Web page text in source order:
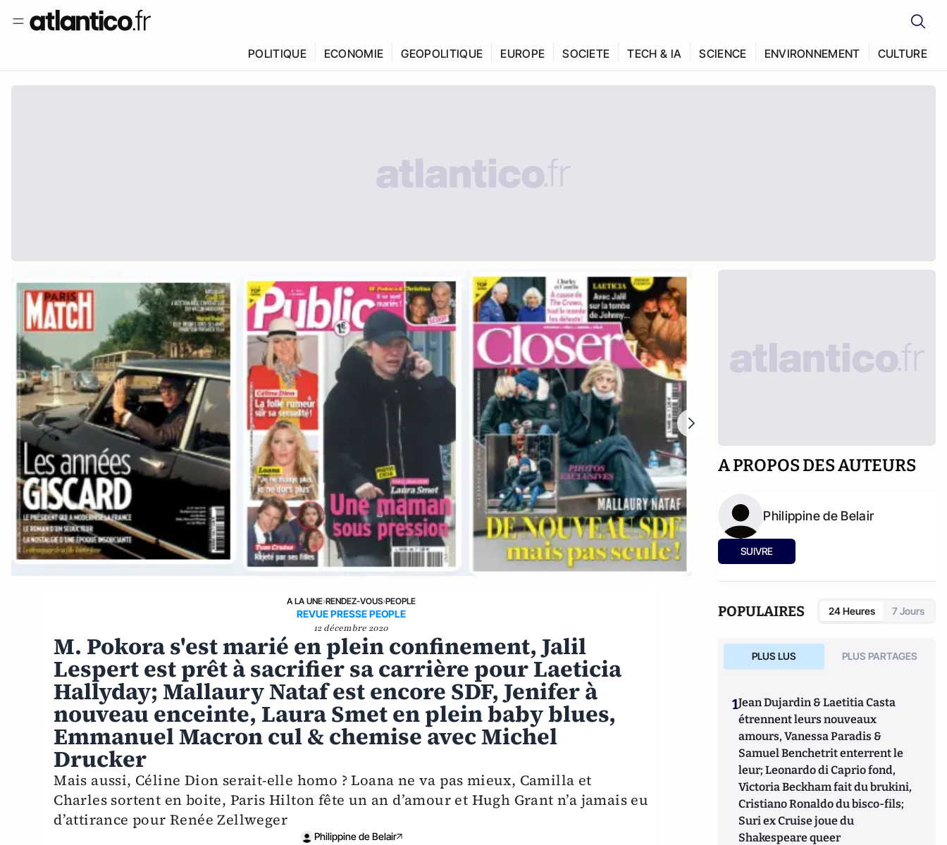
POLITIQUE ECONOMIE GEOPOLITIQUE EUROPE SOCIETE TECH & IA SCIENCE ENVIRONNEMENT CULTURE
A LA UNE›RENDEZ-VOUS›PEOPLE
REVUE PRESSE PEOPLE
12 décembre 2020
M. Pokora s'est marié en plein confinement, Jalil
Lespert est prêt à sacrifier sa carrière pour Laeticia
Hallyday; Mallaury Nataf est encore SDF, Jenifer à
nouveau enceinte, Laura Smet en plein baby blues,
Emmanuel Macron cul & chemise avec Michel
Drucker
Mais aussi, Céline Dion serait-elle homo ? Loana ne va pas mieux, Camilla et
Charles sortent en boite, Paris Hilton fête un an d’amour et Hugh Grant n’a jamais eu
d’attirance pour Renée Zellweger
Philippine de Belair
A PROPOS DES AUTEURS
Philippine de Belair
SUIVRE
POPULAIRES 24 Heures 7 Jours
PLUS LUS PLUS PARTAGES
1Jean Dujardin & Laetitia Casta
étrennent leurs nouveaux
amours, Vanessa Paradis &
Samuel Benchetrit enterrent le
leur; Leonardo di Caprio fond,
Victoria Beckham fait du brukini,
Cristiano Ronaldo du bisco-fils;
Suri ex Cruise joue du
Shakespeare queer